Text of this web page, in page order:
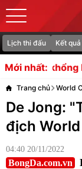
Lịch thi đấu Kết quả
Mới nhất:
chờ đợi Yan
Trang chủ World
De Jong:
địch
04:40 20/11/2022
BongDa.com.vn